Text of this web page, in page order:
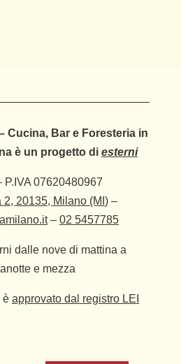
Cucina, Bar e Foresteria in
è un progetto di esterni
P.IVA 07620480967
20135, Milano (MI) –
– 02 5457785
dalle nove di mattina a
e mezza
è approvato dal registro LEI